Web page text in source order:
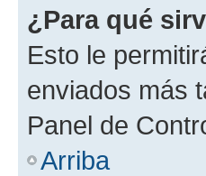
¿Para qué
Esto le
enviados más
Panel de
Arriba